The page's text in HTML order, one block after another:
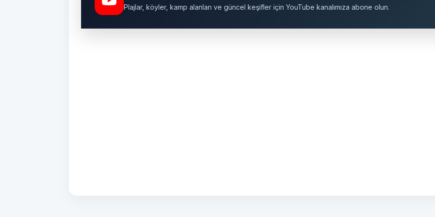
Plajlar, köyler, kamp alanları ve güncel keşifler için YouTube kanalımıza abone olun.